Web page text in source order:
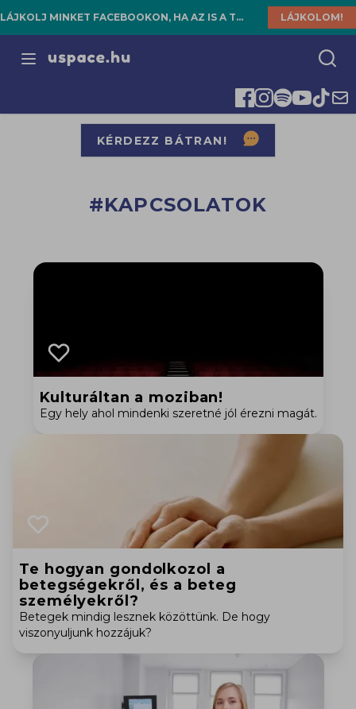
KÖVETEM!
Open menu
KÉRDEZZ BÁTRAN!
#KAPCSOLATOK
Kulturáltan a moziban!
Egy hely ahol mindenki szeretné jól érezni magát.
Te hogyan gondolkozol a
betegségekről, és a beteg
személyekről?
Betegek mindig lesznek közöttünk. De hogy
viszonyuljunk hozzájuk?